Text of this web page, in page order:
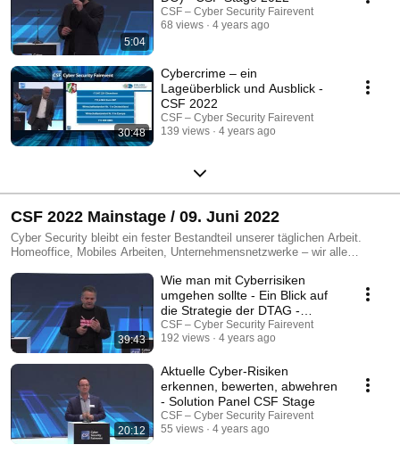
5:04
CSF – Cyber Security Fairevent
68 views
4 years ago
30:48
Cybercrime – ein
Lageüberblick und Ausblick -
CSF 2022
CSF – Cyber Security Fairevent
139 views
4 years ago
CSF 2022 Mainstage / 09. Juni 2022
Cyber Security bleibt ein fester Bestandteil unserer täglichen Arbeit.
Homeoffice, Mobiles Arbeiten, Unternehmensnetzwerke – wir alle
of our daily work. Home office, mobile working, company networks – we
all need a perfect protection. https://www.cybersecurity-fairevent.com/
39:43
Wie man mit Cyberrisiken
umgehen sollte - Ein Blick auf
die Strategie der DTAG -
Thomas Tschersich
CSF – Cyber Security Fairevent
192 views
4 years ago
20:12
Aktuelle Cyber-Risiken
erkennen, bewerten, abwehren
- Solution Panel CSF Stage
CSF – Cyber Security Fairevent
55 views
4 years ago